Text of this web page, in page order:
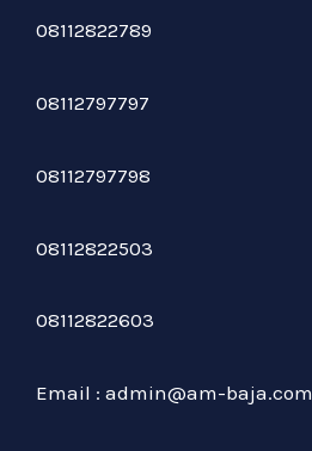
08112822789
08112797797
08112797798
08112822503
08112822603
Email : admin@am-baja.com